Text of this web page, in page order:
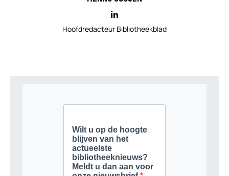
Hoofdredacteur Bibliotheekblad